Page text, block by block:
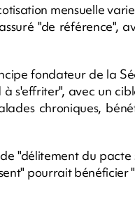
mensuelle
"de référence",
fondateur de la
à s'effriter", avec un
chroniques,
"délitement du
pourrait bénéficier